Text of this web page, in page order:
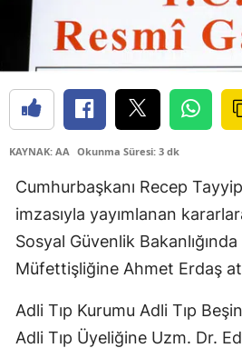
KAYNAK: AA Okunma Süresi: 3 dk
Cumhurbaşkanı Recep
imzasıyla yayımlanan
Sosyal Güvenlik
Müfettişliğine Ahmet Erdaş
Adli Tıp Kurumu Adli Tıp
Adli Tıp Üyeliğine Uzm. Dr.